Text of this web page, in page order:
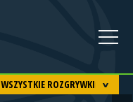
WSZYSTKIE ROZGRYWKI